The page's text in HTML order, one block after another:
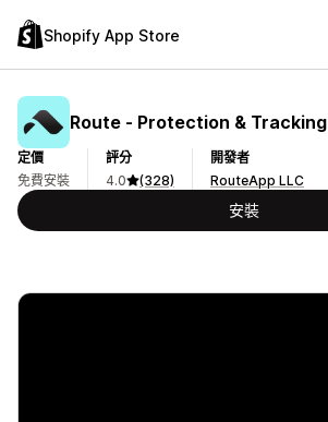
Shopify App Store
Route ‑ Protection & Tracking
定價
免費安裝
評分
4.0
(328)
開發者
RouteApp LLC
安裝